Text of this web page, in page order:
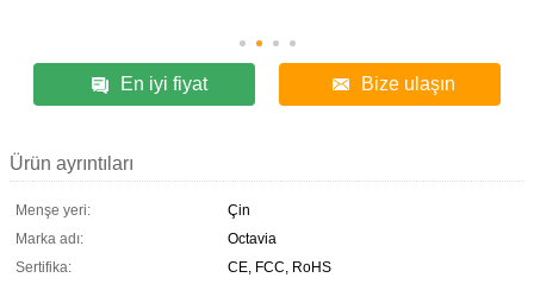
En iyi fiyat Bize ulaşın
Ürün ayrıntıları
Menşe yeri:
Çin
Marka adı:
Octavia
Sertifika:
CE, FCC, RoHS